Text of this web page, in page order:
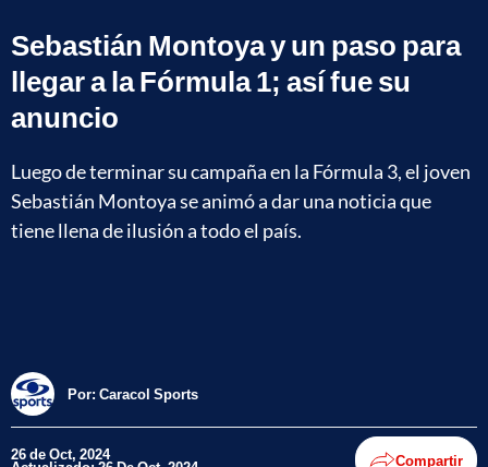
Sebastián Montoya y un paso para
llegar a la Fórmula 1; así fue su
anuncio
Luego de terminar su campaña en la Fórmula 3, el joven
Sebastián Montoya se animó a dar una noticia que
tiene llena de ilusión a todo el país.
Por: Caracol Sports
26 de Oct, 2024 Compartir